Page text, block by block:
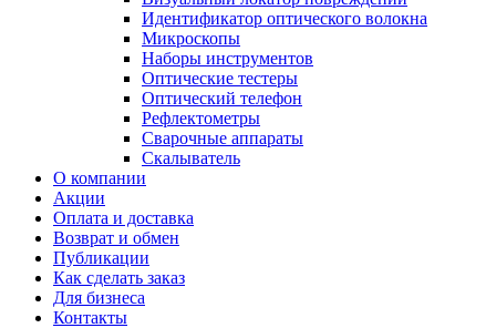
Идентификатор оптического волокна
Микроскопы
Наборы инструментов
Оптические тестеры
Оптический телефон
Рефлектометры
Сварочные аппараты
Скалыватель
О компании
Акции
Оплата и доставка
Возврат и обмен
Публикации
Как сделать заказ
Для бизнеса
Контакты